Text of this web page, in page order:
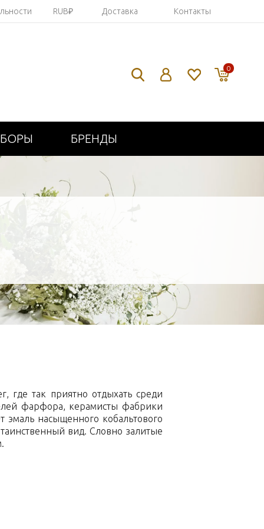
RUB₽ Доставка Контакты
0
БРЕНДЫ
где так приятно отдыхать среди
фарфора, керамисты фабрики
эмаль насыщенного кобальтового
вид. Словно залитые